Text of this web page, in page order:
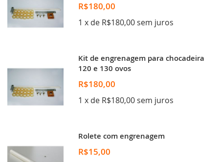
R$180,00
1 x de R$180,00 sem juros
Kit de engrenagem para chocadeira
120 e 130 ovos
R$180,00
1 x de R$180,00 sem juros
Rolete com engrenagem
R$15,00